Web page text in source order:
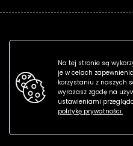
Na tej stronie są
je w celach
korzystaniu z naszych
wyrażasz zgodę na
ustawieniami
politykę prywatności.